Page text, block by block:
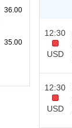
12:30
USD
12:30
USD